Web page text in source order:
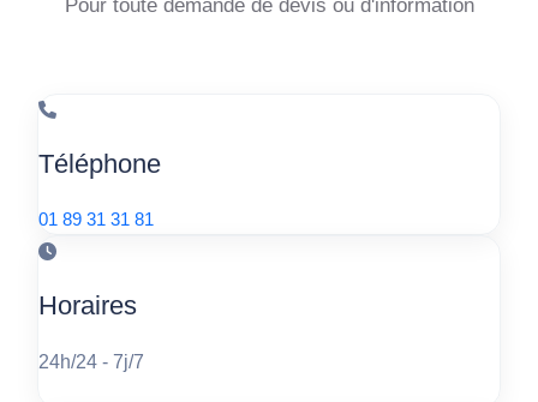
Pour toute demande de devis ou d'information
Téléphone
01 89 31 31 81
Horaires
24h/24 - 7j/7